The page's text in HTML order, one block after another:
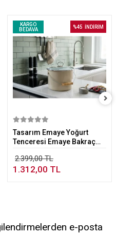
KARGO
BEDAVA
%45 İNDİRİM
Sepete Ekle
Tasarım Emaye Yoğurt
Tenceresi Emaye Bakraç
2.399,00 TL
1.312,00 TL
e-posta